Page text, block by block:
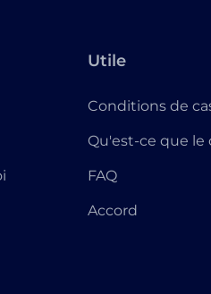
Utile
Conditions de
Qu'est-ce que le
FAQ
Accord